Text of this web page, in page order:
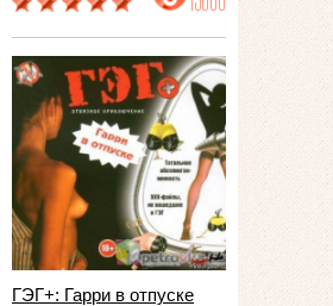
ГЭГ+: Гарри в отпуске